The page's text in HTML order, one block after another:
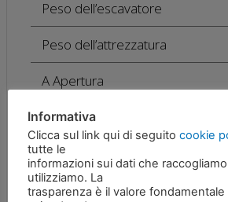
Peso dell’escavatore
Peso dell’attrezzatura
A Apertura
B Altezza
C Larghezza
Pressione massima dell’olio
Informativa
Clicca sul link qui di seguito cookie
tutte le
informazioni sui dati che
utilizziamo. La
trasparenza è il valore